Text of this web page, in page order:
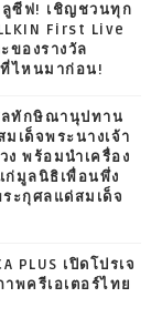
ลูซีฟ! เชิญชวนทุก
First Live
องรางวัล
ไหนมาก่อน!
ลทักษิณานุปทาน
เด็จพระนางเจ้า
พร้อมนำเครื่อง
มูลนิธิเพื่อนพึ่ง
ะกุศลแด่สมเด็จ
PLUS เปิดโปรเจ
พครีเอเตอร์ไทย